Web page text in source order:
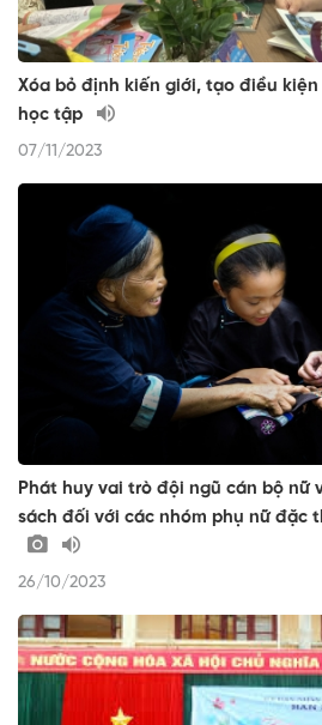
Xóa bỏ định kiến giới, tạo điều kiện
học tập
07/11/2023
Phát huy vai trò đội ngũ cán bộ nữ
sách đối với các nhóm phụ nữ đặc
26/10/2023